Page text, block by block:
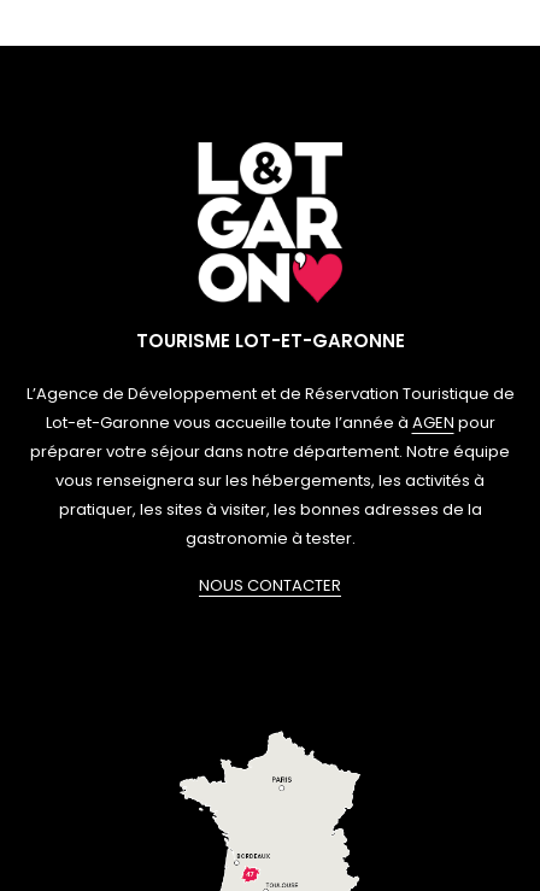
TOURISME LOT-ET-GARONNE
L’Agence de Développement et de Réservation Touristique de
Lot-et-Garonne vous accueille toute l’année à AGEN pour
préparer votre séjour dans notre département. Notre équipe
vous renseignera sur les hébergements, les activités à
pratiquer, les sites à visiter, les bonnes adresses de la
gastronomie à tester.
NOUS CONTACTER